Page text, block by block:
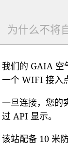
为什么不将
我们的 GAIA 空
一个 WIFI 接入
一旦连接，您的
过 API 显示。
该站配备 10 米